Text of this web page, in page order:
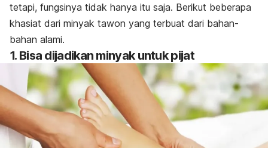
tetapi, fungsinya tidak hanya itu saja. Berikut beberapa
khasiat dari minyak tawon yang terbuat dari bahan-
bahan alami.
1. Bisa dijadikan minyak untuk pijat